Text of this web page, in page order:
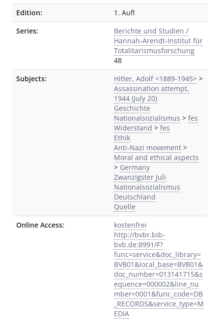
Edition:
1. Aufl
Series:
Berichte und Studien /
Hannah-Arendt-Institut für
Totalitarismusforschung
48
Subjects:
Hitler, Adolf <1889-1945> >
Assassination attempt,
1944 (July 20)
Geschichte
Nationalsozialismus > fes
Widerstand > fes
Ethik
Anti-Nazi movement >
Moral and ethical aspects
> Germany
Zwanzigster Juli
Nationalsozialismus
Deutschland
Quelle
Online Access:
kostenfrei
http://bvbr.bib-
bvb.de:8991/F?
func=service&doc_library=
BVB01&local_base=BVB01&
doc_number=013141715&s
equence=000002&line_nu
mber=0001&func_code=DB
_RECORDS&service_type=M
EDIA